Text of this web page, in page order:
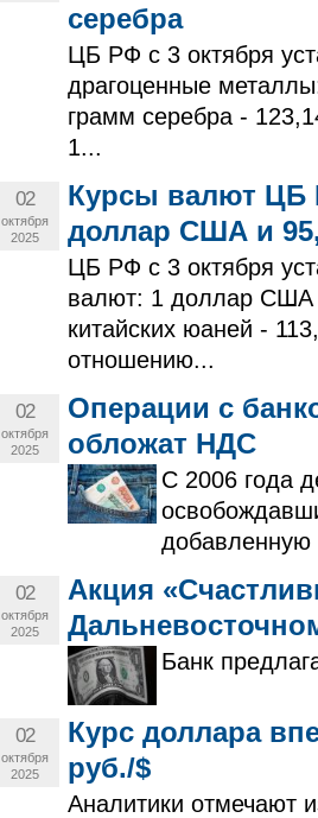
серебра
ЦБ РФ с 3 октября
драгоценные
грамм серебра -
1...
02
октября
2025
Курсы валют ЦБ
доллар США и
ЦБ РФ с 3 октября
валют: 1 доллар США
китайских юаней -
отношению...
02
октября
2025
Операции с
обложат НДС
С 2006 года
добавленную
02
октября
2025
Акция
Банк
02
октября
2025
Курс доллара
руб./$
Аналитики отмечают